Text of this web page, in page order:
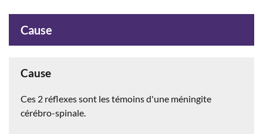
Cause
Cause
Ces 2 réflexes sont les témoins d'une méningite
cérébro-spinale.